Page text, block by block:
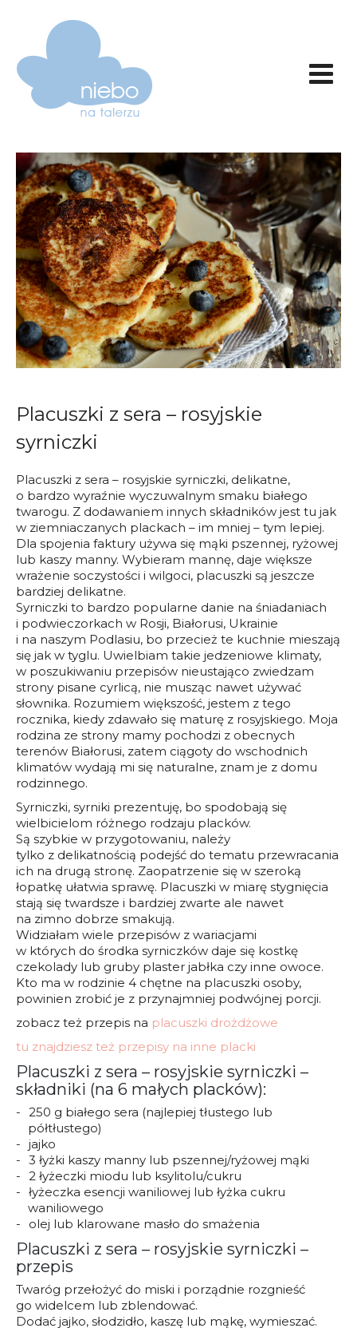
Placuszki z sera – rosyjskie
syrniczki
Placuszki z sera – rosyjskie syrniczki, delikatne,
o bardzo wyraźnie wyczuwalnym smaku białego
twarogu. Z dodawaniem innych składników jest tu jak
w ziemniaczanych plackach – im mniej – tym lepiej.
Dla spojenia faktury używa się mąki pszennej, ryżowej
lub kaszy manny. Wybieram mannę, daje większe
wrażenie soczystości i wilgoci, placuszki są jeszcze
bardziej delikatne.
Syrniczki to bardzo popularne danie na śniadaniach
i podwieczorkach w Rosji, Białorusi, Ukrainie
i na naszym Podlasiu, bo przecież te kuchnie mieszają
się jak w tyglu. Uwielbiam takie jedzeniowe klimaty,
w poszukiwaniu przepisów nieustająco zwiedzam
strony pisane cyrlicą, nie musząc nawet używać
słownika. Rozumiem większość, jestem z tego
rocznika, kiedy zdawało się maturę z rosyjskiego. Moja
rodzina ze strony mamy pochodzi z obecnych
terenów Białorusi, zatem ciągoty do wschodnich
klimatów wydają mi się naturalne, znam je z domu
rodzinnego.
Syrniczki, syrniki prezentuję, bo spodobają się
wielbicielom różnego rodzaju placków.
Są szybkie w przygotowaniu, należy
tylko z delikatnością podejść do tematu przewracania
ich na drugą stronę. Zaopatrzenie się w szeroką
łopatkę ułatwia sprawę. Placuszki w miarę stygnięcia
stają się twardsze i bardziej zwarte ale nawet
na zimno dobrze smakują.
Widziałam wiele przepisów z wariacjami
w których do środka syrniczków daje się kostkę
czekolady lub gruby plaster jabłka czy inne owoce.
Kto ma w rodzinie 4 chętne na placuszki osoby,
powinien zrobić je z przynajmniej podwójnej porcji.
zobacz też przepis na placuszki drożdżowe
tu znajdziesz też przepisy na inne placki
Placuszki z sera – rosyjskie syrniczki –
składniki (na 6 małych placków):
250 g białego sera (najlepiej tłustego lub
półtłustego)
jajko
3 łyżki kaszy manny lub pszennej/ryżowej mąki
2 łyżeczki miodu lub ksylitolu/cukru
łyżeczka esencji waniliowej lub łyżka cukru
waniliowego
olej lub klarowane masło do smażenia
Placuszki z sera – rosyjskie syrniczki –
przepis
Twaróg przełożyć do miski i porządnie rozgnieść
go widelcem lub zblendować.
Dodać jajko, słodzidło, kaszę lub mąkę, wymieszać.